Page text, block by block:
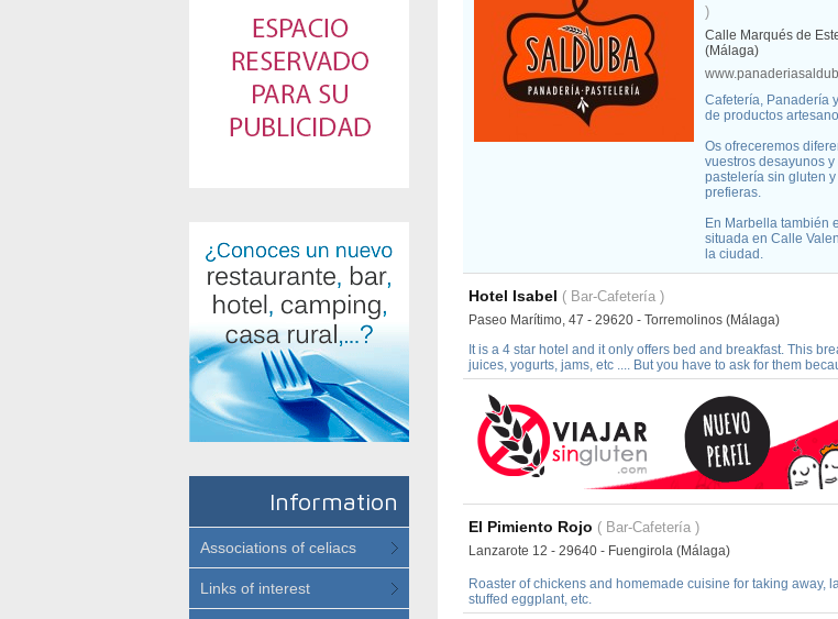
Information
Associations of celiacs
Links of interest
)
Calle Marqués de
(Málaga)
Cafetería, Panadería
de productos
Os ofreceremos
vuestros desayunos
pastelería sin gluten
prefieras.
En Marbella también
situada en Calle
la ciudad.
Hotel Isabel ( Bar-Cafetería )
Paseo Marítimo, 47 - 29620 - Torremolinos (Málaga)
It is a 4 star hotel and it only offers bed and breakfast. This
juices, yogurts, jams, etc .... But you have to ask for them
El Pimiento Rojo ( Bar-Cafetería )
Lanzarote 12 - 29640 - Fuengirola (Málaga)
Roaster of chickens and homemade cuisine for taking
stuffed eggplant, etc.